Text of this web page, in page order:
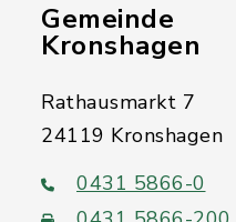
Gemeinde
Kronshagen
Rathausmarkt 7
24119 Kronshagen
0431 5866-0